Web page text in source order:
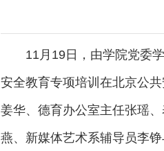
11月19日，由学院党委
安全教育专项培训在北京公
姜华、德育办公室主任张瑶
燕、新媒体艺术系辅导员李